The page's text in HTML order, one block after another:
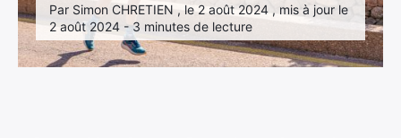
Par Simon CHRETIEN , le 2 août 2024 , mis à jour le
2 août 2024 - 3 minutes de lecture